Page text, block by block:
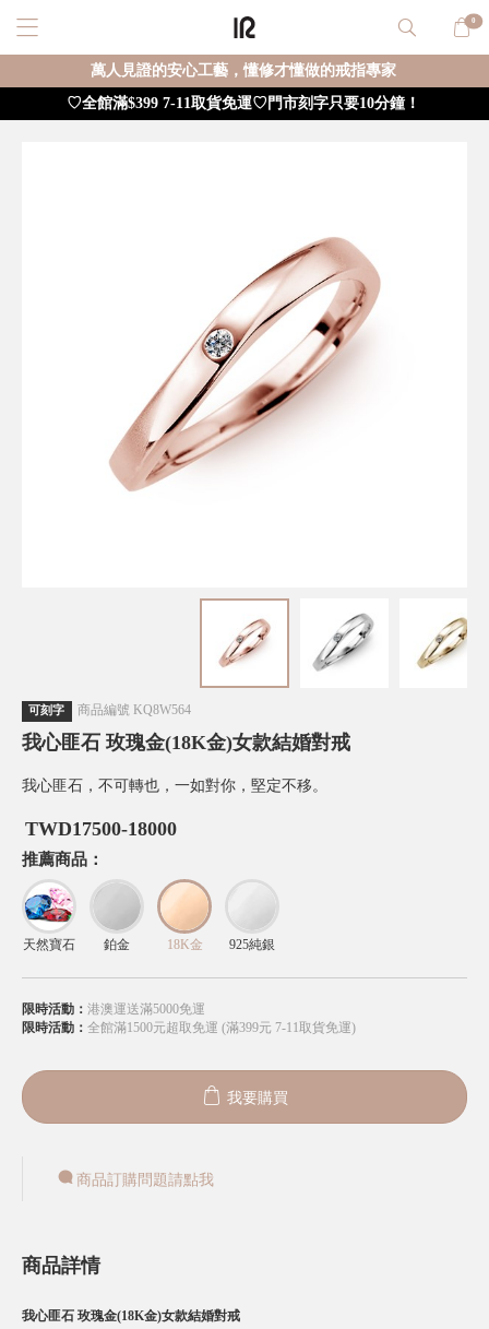
0
萬人見證的安心工藝，懂修才懂做的戒指專家
♡全館滿$399 7-11取貨免運♡門市刻字只要10分鐘！
可刻字 商品編號 KQ8W564
我心匪石 玫瑰金(18K金)女款結婚對戒
我心匪石，不可轉也，一如對你，堅定不移。
TWD17500-18000
推薦商品：
天然寶石 鉑金 18K金 925純銀
限時活動： 港澳運送滿5000免運
限時活動： 全館滿1500元超取免運 (滿399元 7-11取貨免運)
我要購買
商品訂購問題請點我
商品詳情
我心匪石 玫瑰金(18K金)女款結婚對戒